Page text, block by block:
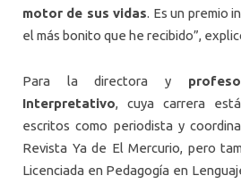
motor de sus vidas. Es un premio
el más bonito que he recibido”,
Para la directora y
Interpretativo, cuya carrera
escritos como periodista y
Revista Ya de El Mercurio, pero
Licenciada en Pedagogía en